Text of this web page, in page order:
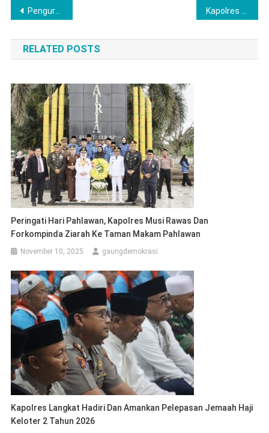
Post
navigation
Pengurus Cabang Ikatan Bidan Indonesia Kota Lubuk Linggau Tunjukkan Kepeduliannya Dengan Mengunjungi Pos Pengamanan untuk Berikan Dukungan Moril Kapolres Musi Rawas Bersama Ketua Bhayangkari Berikan Bingkisan dari Kapolda Sumsel kepada Hafidz dan Hafidzah Hingga Buka Puasa Bersama Kelurga Besar Polres Musi Rawas serta Khataman Al-Qur’an
RELATED POSTS
Peringati Hari Pahlawan, Kapolres Musi Rawas Dan
Forkompinda Ziarah Ke Taman Makam Pahlawan
November 10, 2025 gaungdemokrasi
Kapolres Langkat Hadiri Dan Amankan Pelepasan Jemaah Haji
Keloter 2 Tahun 2026